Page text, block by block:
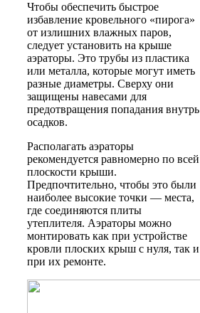
Чтобы обеспечить быстрое
избавление кровельного «пирога»
от излишних влажных паров,
следует установить на крыше
аэраторы. Это трубы из пластика
или металла, которые могут иметь
разные диаметры. Сверху они
защищены навесами для
предотвращения попадания внутрь
осадков.
Располагать аэраторы
рекомендуется равномерно по всей
плоскости крыши.
Предпочтительно, чтобы это были
наиболее высокие точки — места,
где соединяются плиты
утеплителя. Аэраторы можно
монтировать как при устройстве
кровли плоских крыш с нуля, так и
при их ремонте.